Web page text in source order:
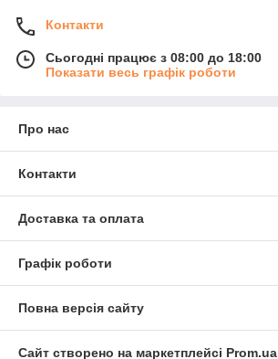
Контакти
Сьогодні працює з 08:00 до 18:00
Показати весь графік роботи
Про нас
Контакти
Доставка та оплата
Графік роботи
Повна версія сайту
Сайт створено на маркетплейсі Prom.ua